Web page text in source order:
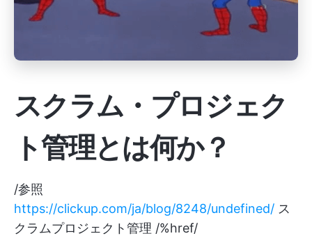
スクラム・プロジェク
ト管理とは何か？
/参照
https://clickup.com/ja/blog/8248/undefined/ ス
クラムプロジェクト管理 /%href/